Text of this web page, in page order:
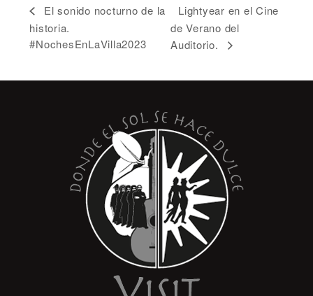
El sonido nocturno de la
historia.
#NochesEnLaVilla2023
Lightyear en el Cine
de Verano del
Auditorio.